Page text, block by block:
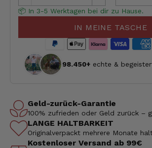
📦 In 3-5 Werktagen bei dir zu Hause.
IN MEINE TASCHE
98.450+ echte &
Geld-zurück-Garantie
100% zufrieden oder Geld zurück –
LANGE HALTBARKEIT
Originalverpackt mehrere Monate
Kostenloser Versand ab 99€